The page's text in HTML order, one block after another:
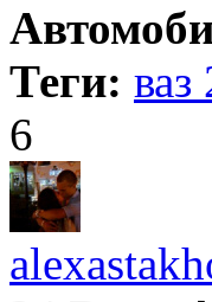
Теги: ваз
6